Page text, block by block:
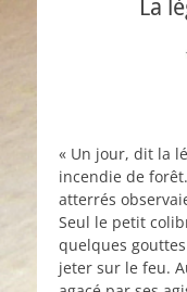
La
« Un jour, dit la
incendie de
atterrés
Seul le petit
quelques
jeter sur le feu.